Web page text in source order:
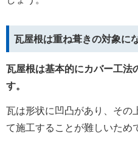
瓦屋根は重ね葺きの対象に
瓦屋根は基本的にカバー工法
す。
瓦は形状に凹凸があり、その
て施工することが難しいため